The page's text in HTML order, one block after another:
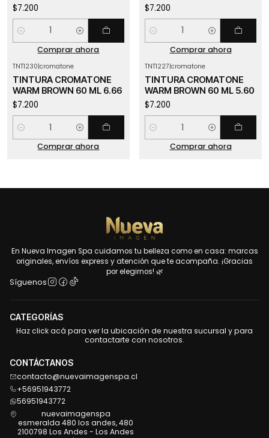
$7.200
Cantidad
Comprar ahora
$7.200
Cantidad
Comprar ahora
TNT1230|cromatone
TINTURA CROMATONE
WARM BROWN 60 ML 6.66
$7.200
Cantidad
Comprar ahora
TNT1227|cromatone
TINTURA CROMATONE
WARM BROWN 60 ML 5.60
$7.200
Cantidad
Comprar ahora
En Nueva Imagen Spa cuidamos tu belleza como en casa: marcas
originales, envíos express y atención que te acompaña. ¡Gracias
por elegirnos! 🌿
Síguenos
CATEGORÍAS
Haz click acá para ver la ubicación de nuestra sucursal y para
contactarte con nosotros.
CONTÁCTANOS
contacto@nuevaimagenspa.cl
+56951943772
56951943772
nuevaimagenspa
esmeralda 480 los andes, 480
2100798 Los Andes - Los Andes